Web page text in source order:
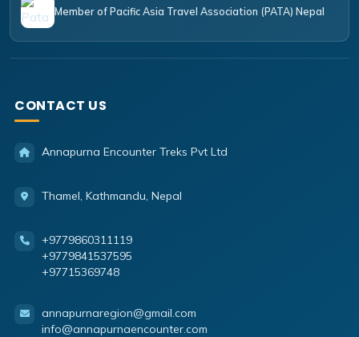
Member of Pacific Asia Travel Association (PATA) Nepal
CONTACT US
Annapurna Encounter Treks Pvt Ltd
Thamel, Kathmandu, Nepal
+9779860311119
+9779841537595
+97715369748
annapurnaregion@gmail.com
info@annapurnaencounter.com